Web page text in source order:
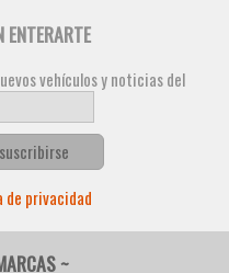
ENTERARTE
vehículos y noticias del
de privacidad
~